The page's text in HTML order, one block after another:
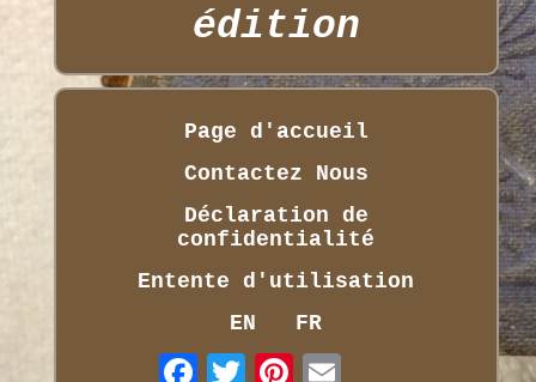
édition
Page d'accueil
Contactez Nous
Déclaration de
confidentialité
Entente d'utilisation
EN
FR